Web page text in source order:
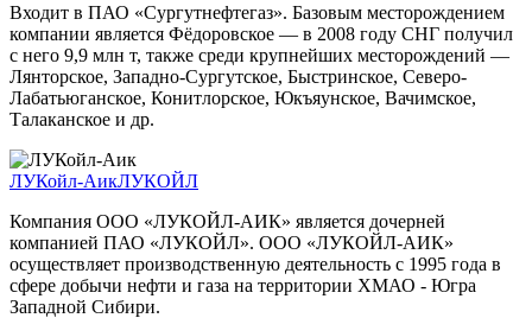
Входит в ПАО «Сургутнефтегаз». Базовым месторождением
компании является Фёдоровское — в 2008 году СНГ получил
с него 9,9 млн т, также среди крупнейших месторождений —
Лянторское, Западно-Сургутское, Быстринское, Северо-
Лабатьюганское, Конитлорское, Юкъяунское, Вачимское,
Талаканское и др.
ЛУКойл-АикЛУКОЙЛ
Компания ООО «ЛУКОЙЛ-АИК» является дочерней
компанией ПАО «ЛУКОЙЛ». OOO «ЛУКОЙЛ-АИК»
осуществляет производственную деятельность с 1995 года в
сфере добычи нефти и газа на территории ХМАО - Югра
Западной Сибири.